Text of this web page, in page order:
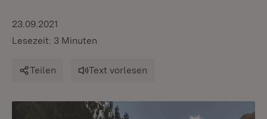
23.09.2021
Lesezeit: 3 Minuten
Teilen Text vorlesen